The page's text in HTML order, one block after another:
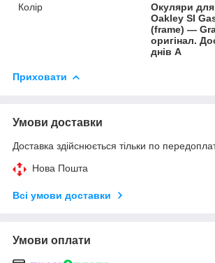
Колір
Окуляри для
Oakley SI
(frame) —
оригінал.
днів A
Приховати
Умови доставки
Доставка здійснюється тільки по
Нова Пошта
Всі умови доставки
Умови оплати